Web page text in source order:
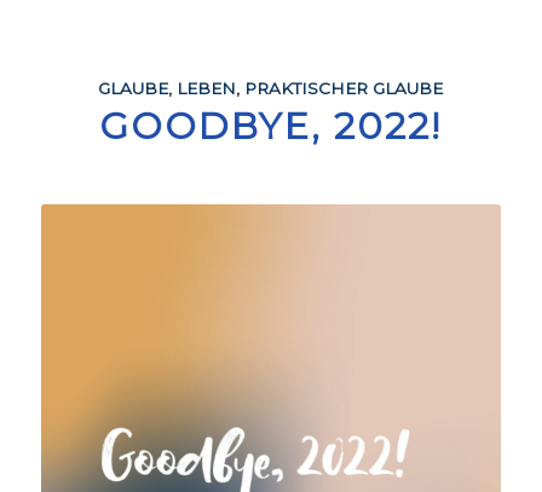
GLAUBE, LEBEN, PRAKTISCHER GLAUBE
GOODBYE, 2022!